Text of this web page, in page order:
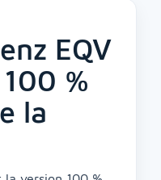
EQV
%
la